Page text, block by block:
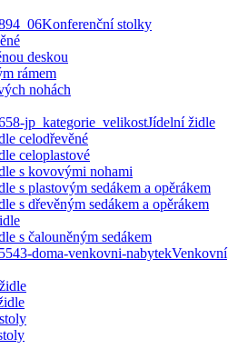
Konferenční stolky
deskou
rámem
nohách
Jídelní židle
celodřevěné
celoplastové
s kovovými nohami
s plastovým sedákem a opěrákem
s dřevěným sedákem a opěrákem
s čalouněným sedákem
Venkovní